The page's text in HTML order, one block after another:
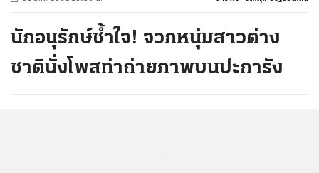
นักอนุรักษ์ช้ำใจ! จวกหนุ่มสาวต่าง
ชาตินั่งโพสท่าถ่ายภาพบนปะการัง